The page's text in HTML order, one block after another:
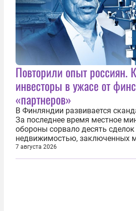
Повторили опыт россиян.
инвесторы в ужасе от
«партнеров»
В Финляндии развивается
За последнее время местное
обороны сорвало десять сделок
недвижимостью, заключенных
фирмами с китайским
заявили, что они могли
7 августа 2026